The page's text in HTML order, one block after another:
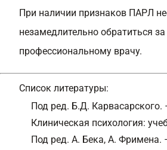
При наличии признаков ПАРЛ
незамедлительно обратиться
профессиональному врачу.
Список литературы:
Под ред. Б.Д. Карвасарского.
Клиническая психология:
Под ред. А. Бека, А. Фримена.